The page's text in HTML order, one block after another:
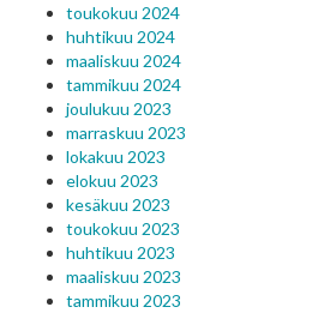
toukokuu 2024
huhtikuu 2024
maaliskuu 2024
tammikuu 2024
joulukuu 2023
marraskuu 2023
lokakuu 2023
elokuu 2023
kesäkuu 2023
toukokuu 2023
huhtikuu 2023
maaliskuu 2023
tammikuu 2023